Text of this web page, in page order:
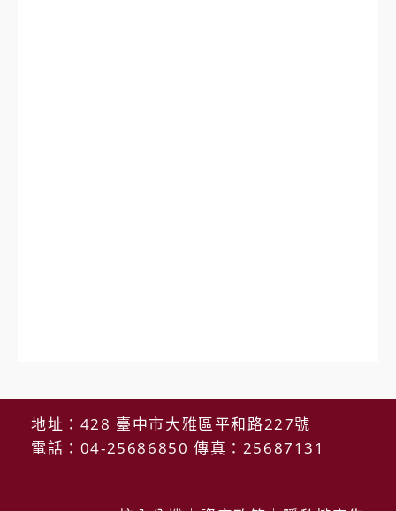
地址：428 臺中市大雅區平和路227號
電話：04-25686850 傳真：25687131